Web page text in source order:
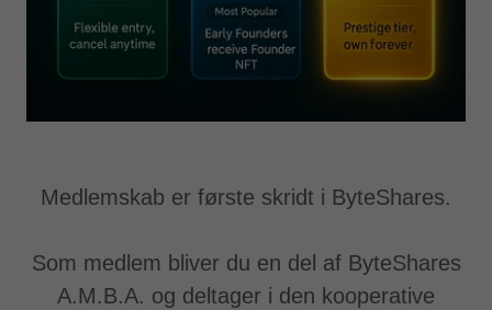
Medlemskab er første skridt i ByteShares.
Som medlem bliver du en del af ByteShares
A.M.B.A. og deltager i den kooperative